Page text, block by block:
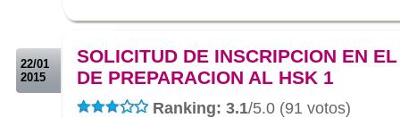
22/01
2015
SOLICITUD DE INSCRIPCION EN
DE PREPARACION AL HSK 1
Ranking: 3.1/5.0 (91 votos)